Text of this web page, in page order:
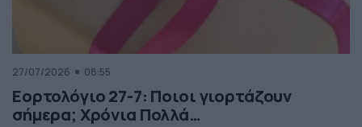
27/07/2026 08:55
Εορτολόγιο 27-7: Ποιοι γιορτάζουν
σήμερα; Χρόνια Πολλά…